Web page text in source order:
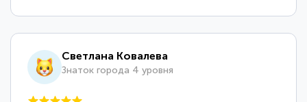
Светлана Ковалева
Знаток города 4 уровня